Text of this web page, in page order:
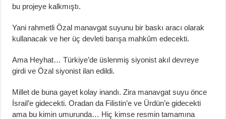
bu projeye kalkmıştı.
Yani rahmetli Özal manavgat suyunu bir baskı aracı olarak
kullanacak ve her üç devleti barışa mahkûm edecekti.
Ama Heyhat… Türkiye’de üslenmiş siyonist akıl devreye
girdi ve Özal siyonist ilan edildi.
Millet de buna gayet kolay inandı. Zira manavgat suyu önce
İsrail’e gidecekti. Oradan da Filistin’e ve Ürdün’e gidecekti
ama bu kimin umurunda… Hiç kimse resmin tamamına